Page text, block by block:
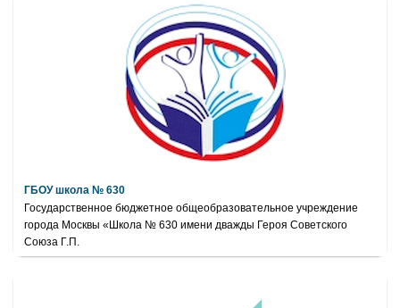
ГБОУ школа № 630
Государственное бюджетное общеобразовательное учреждение
города Москвы «Школа № 630 имени дважды Героя Советского
Союза Г.П.